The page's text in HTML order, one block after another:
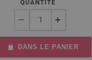
QUANTITÉ
DANS LE PANIER